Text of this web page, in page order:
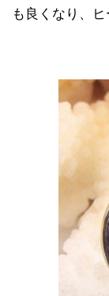
も良くなり、